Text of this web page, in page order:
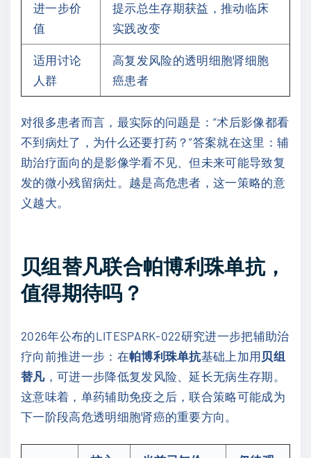
进一步价
值
提示总生存期获益，推动临床
实践改变
适用讨论
人群
高复发风险的透明细胞肾细胞
癌患者
对很多患者而言，最实际的问题是：“术后影像都看
不到病灶了，为什么还要打药？”答案就在这里：辅
助治疗面向的是影像学看不见、但未来可能导致复
发的微小残留病灶。越是高危患者，这一策略的意
义越大。
贝组替凡联合帕博利珠单抗，
值得期待吗？
2026年公布的LITESPARK-022研究进一步把辅助治
疗向前推进一步：在帕博利珠单抗基础上加用 贝组
替凡，可进一步降低复发风险、延长无病生存期。
这意味着，单药辅助免疫之后，联合策略可能成为
下一阶段高危透明细胞肾癌的重要方向。